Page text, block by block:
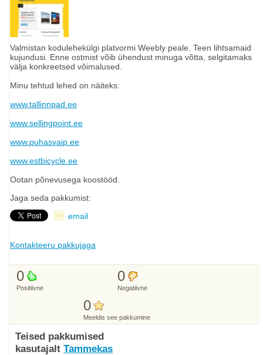
Valmistan kodulehekülgi platvormi Weebly peale. Teen lihtsamaid
kujundusi. Enne ostmist võib ühendust minuga võtta, selgitamaks
välja konkreetsed võimalused.
Minu tehtud lehed on näiteks:
www.tallinnpad.ee
www.sellingpoint.ee
www.puhasvaip.ee
www.estbicycle.ee
Ootan põnevusega koostööd.
Jaga seda pakkumist:
email
Kontakteeru pakkujaga
0
Positiivne
0
Negatiivne
0
Meeldis see pakkumine
Teised pakkumised
kasutajalt Tammekas